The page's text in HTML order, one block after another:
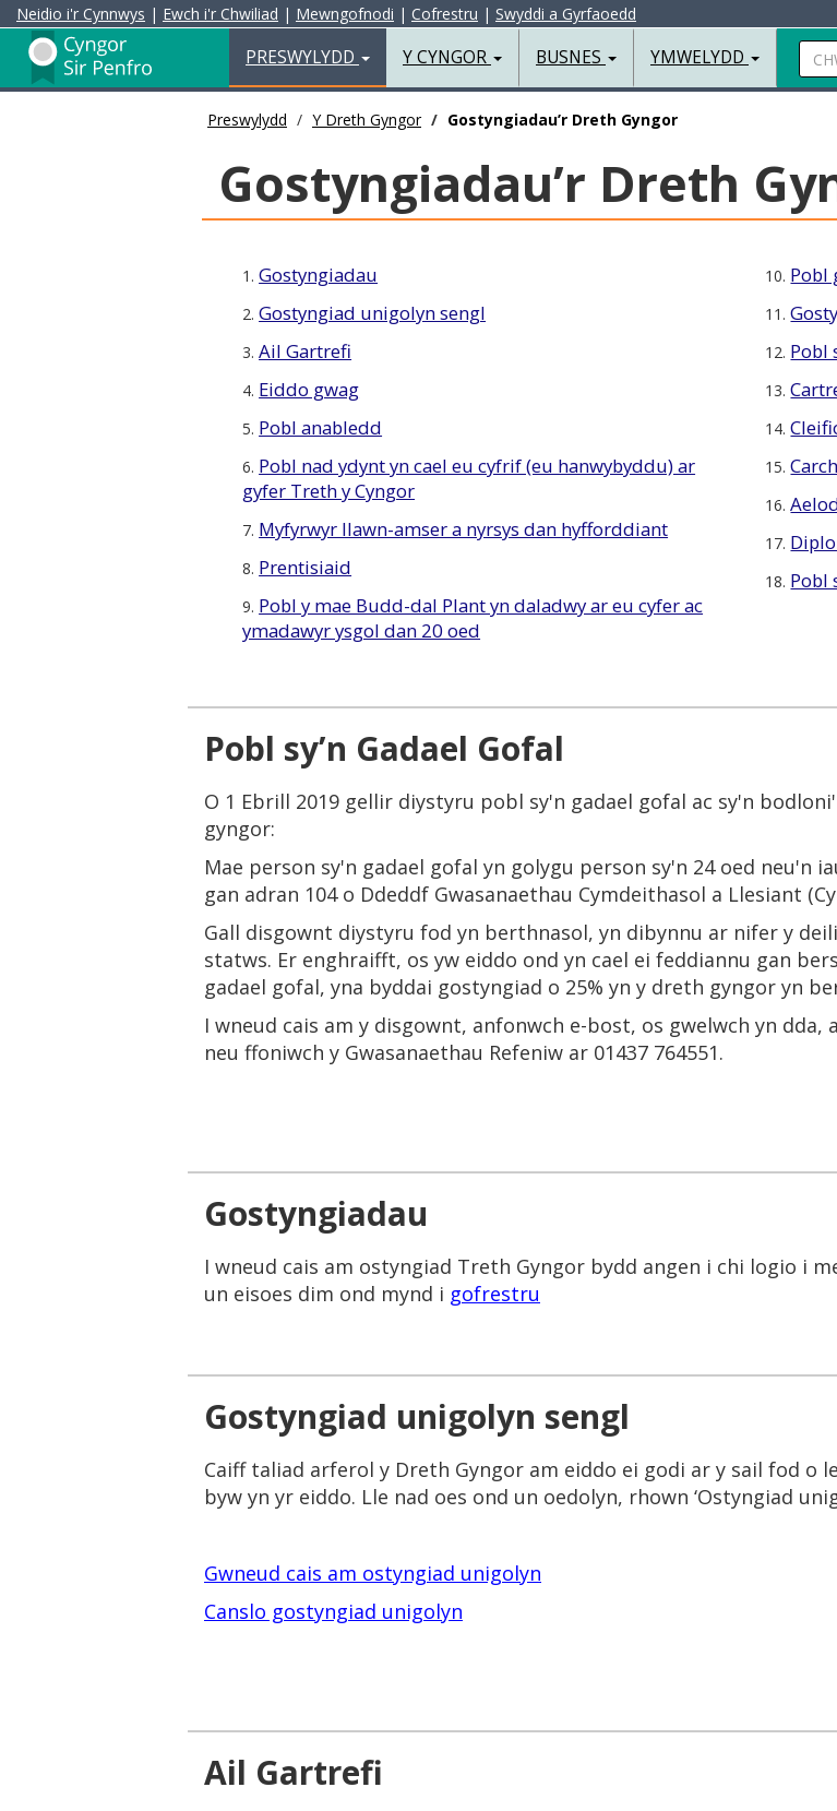
Neidio i'r Cynnwys | Ewch i'r Chwiliad | Mewngofnodi | Cofrestru | Swyddi a Gyrfaoedd
Preswylydd
PRESWYLYDD Y CYNGOR BUSNES YMWELYDD
Preswylydd Y Dreth Gyngor Gostyngiadau’r Dreth Gyngor
Gostyngiadau’r Dreth
1.Gostyngiadau
2.Gostyngiad unigolyn sengl
3.Ail Gartrefi
4. Eiddo gwag
5. Pobl anabledd
6. Pobl nad ydynt yn cael eu cyfrif (eu hanwybyddu) ar
gyfer Treth y Cyngor
7. Myfyrwyr llawn-amser a nyrsys dan hyfforddiant
8. Prentisiaid
9. Pobl y mae Budd-dal Plant yn daladwy ar eu cyfer ac
ymadawyr ysgol dan 20 oed
10. Pobl
11.
12. Pobl
13.
14.
15.
16.
17.
18. Pobl
Pobl sy’n Gadael Gofal
O 1 Ebrill 2019 gellir diystyru pobl sy'n gadael gofal ac sy'n
gyngor:
Mae person sy'n gadael gofal yn golygu person sy'n 24 oed neu'n
gan adran 104 o Ddeddf Gwasanaethau Cymdeithasol a Llesiant
Gall disgownt diystyru fod yn berthnasol, yn dibynnu ar nifer y
statws. Er enghraifft, os yw eiddo ond yn cael ei feddiannu gan
gadael gofal, yna byddai gostyngiad o 25% yn y dreth gyngor yn
I wneud cais am y disgownt, anfonwch e-bost, os gwelwch yn dda,
neu ffoniwch y Gwasanaethau Refeniw ar 01437 764551.
Gostyngiadau
I wneud cais am ostyngiad Treth Gyngor bydd angen i chi logio i
un eisoes dim ond mynd i gofrestru
Gostyngiad unigolyn sengl
Caiff taliad arferol y Dreth Gyngor am eiddo ei godi ar y sail fod o
byw yn yr eiddo. Lle nad oes ond un oedolyn, rhown ‘Ostyngiad
Gwneud cais am ostyngiad unigolyn
Canslo gostyngiad unigolyn
Ail Gartrefi